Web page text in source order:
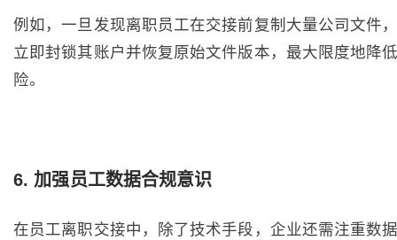
例如，一旦发现离职员工在交接前复制大量公司文件
立即封锁其账户并恢复原始文件版本，最大限度地降
险。
6. 加强员工数据合规意识
在员工离职交接中，除了技术手段，企业还需注重数